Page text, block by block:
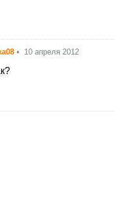
• 10 апреля 2012